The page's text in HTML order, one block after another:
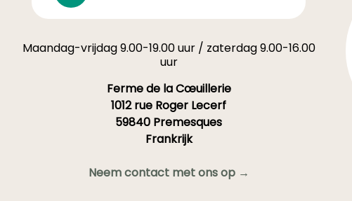
Maandag-vrijdag 9.00-19.00 uur / zaterdag 9.00-16.00
uur
Ferme de la Cœuillerie
1012 rue Roger Lecerf
59840 Premesques
Frankrijk
Neem contact met ons op →